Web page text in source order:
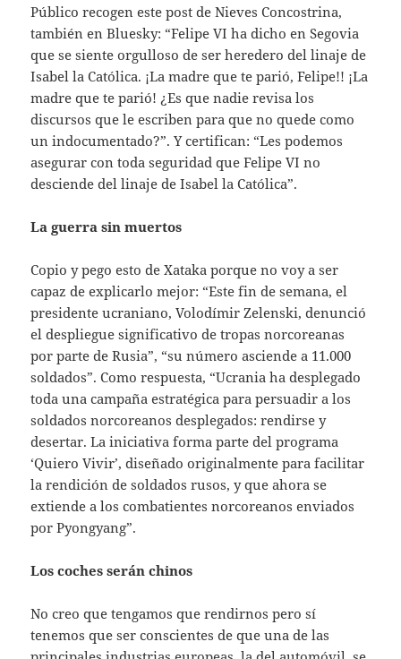
Público recogen este post de Nieves Concostrina,
también en Bluesky: “Felipe VI ha dicho en Segovia
que se siente orgulloso de ser heredero del linaje de
Isabel la Católica. ¡La madre que te parió, Felipe!! ¡La
madre que te parió! ¿Es que nadie revisa los
discursos que le escriben para que no quede como
un indocumentado?”. Y certifican: “Les podemos
asegurar con toda seguridad que Felipe VI no
desciende del linaje de Isabel la Católica”.
La guerra sin muertos
Copio y pego esto de Xataka porque no voy a ser
capaz de explicarlo mejor: “Este fin de semana, el
presidente ucraniano, Volodímir Zelenski, denunció
el despliegue significativo de tropas norcoreanas
por parte de Rusia”, “su número asciende a 11.000
soldados”. Como respuesta, “Ucrania ha desplegado
toda una campaña estratégica para persuadir a los
soldados norcoreanos desplegados: rendirse y
desertar. La iniciativa forma parte del programa
‘Quiero Vivir’, diseñado originalmente para facilitar
la rendición de soldados rusos, y que ahora se
extiende a los combatientes norcoreanos enviados
por Pyongyang”.
Los coches serán chinos
No creo que tengamos que rendirnos pero sí
tenemos que ser conscientes de que una de las